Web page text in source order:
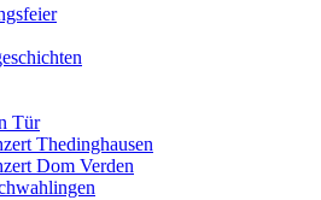
Tür
Thedinghausen
Dom Verden